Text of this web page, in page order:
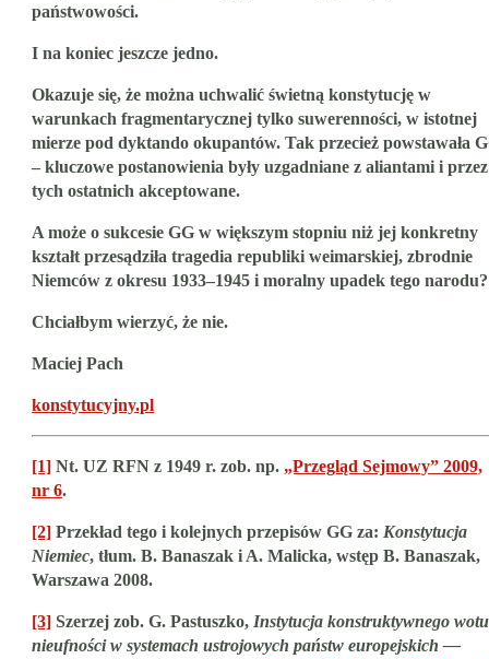
państwowości.
I na koniec jeszcze jedno.
Okazuje się, że można uchwalić świetną konstytucję w
warunkach fragmentarycznej tylko suwerenności, w istotnej
mierze pod dyktando okupantów. Tak przecież powstawała
– kluczowe postanowienia były uzgadniane z aliantami i przez
tych ostatnich akceptowane.
A może o sukcesie GG w większym stopniu niż jej konkretny
kształt przesądziła tragedia republiki weimarskiej, zbrodnie
Niemców z okresu 1933–1945 i moralny upadek tego narodu?
Chciałbym wierzyć, że nie.
Maciej Pach
konstytucyjny.pl
[1] Nt. UZ RFN z 1949 r. zob. np. „Przegląd Sejmowy” 2009,
nr 6.
[2] Przekład tego i kolejnych przepisów GG za: Konstytucja
Niemiec, tłum. B. Banaszak i A. Malicka, wstęp B. Banaszak,
Warszawa 2008.
[3] Szerzej zob. G. Pastuszko, Instytucja konstruktywnego
nieufności w systemach ustrojowych państw europejskich —